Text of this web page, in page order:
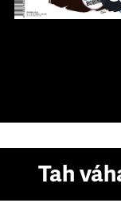
Tah